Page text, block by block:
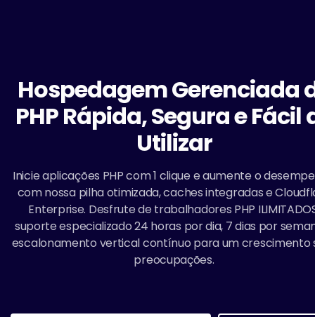
Hospedagem Gerenciada
PHP Rápida, Segura e Fácil
Utilizar
Inicie aplicações PHP com 1 clique e aumente o
com nossa pilha otimizada, caches integradas e
Enterprise. Desfrute de trabalhadores PHP
suporte especializado 24 horas por dia, 7 dias por
escalonamento vertical contínuo para um crescimento
preocupações.